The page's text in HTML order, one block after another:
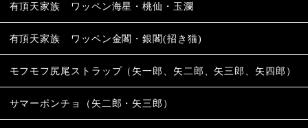
有頂天家族 ワッペン海星・桃仙・玉瀾
有頂天家族 ワッペン金閣・銀閣(招き猫)
モフモフ尻尾ストラップ（矢一郎、矢二郎、矢三郎、矢四郎）
サマーポンチョ（矢二郎・矢三郎）